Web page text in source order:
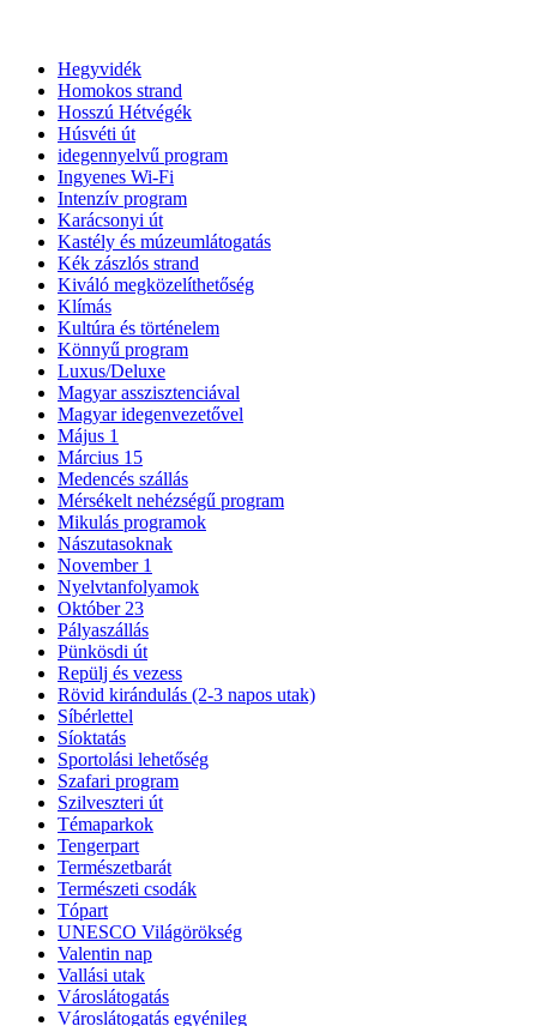
Hegyvidék
Homokos strand
Hosszú Hétvégék
Húsvéti út
idegennyelvű program
Ingyenes Wi-Fi
Intenzív program
Karácsonyi út
Kastély és múzeumlátogatás
Kék zászlós strand
Kiváló megközelíthetőség
Klímás
Kultúra és történelem
Könnyű program
Luxus/Deluxe
Magyar asszisztenciával
Magyar idegenvezetővel
Május 1
Március 15
Medencés szállás
Mérsékelt nehézségű program
Mikulás programok
Nászutasoknak
November 1
Nyelvtanfolyamok
Október 23
Pályaszállás
Pünkösdi út
Repülj és vezess
Rövid kirándulás (2-3 napos utak)
Síbérlettel
Síoktatás
Sportolási lehetőség
Szafari program
Szilveszteri út
Témaparkok
Tengerpart
Természetbarát
Természeti csodák
Tópart
UNESCO Világörökség
Valentin nap
Vallási utak
Városlátogatás
Városlátogatás egyénileg